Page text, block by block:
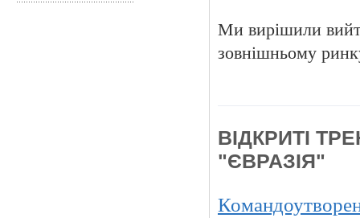
Ми вирішили
зовнішньому
ВІДКРИТІ
"ЄВРАЗІЯ"